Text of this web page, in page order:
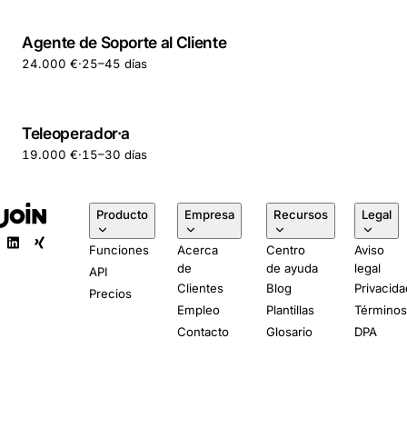
Agente de Soporte al Cliente
24.000 €·25–45 días
Teleoperador·a
19.000 €·15–30 días
Producto
Funciones
API
Precios
Empresa
Acerca
de
Clientes
Empleo
Contacto
Recursos
Centro
de ayuda
Blog
Plantillas
Glosario
Legal
Aviso
legal
Términos
DPA